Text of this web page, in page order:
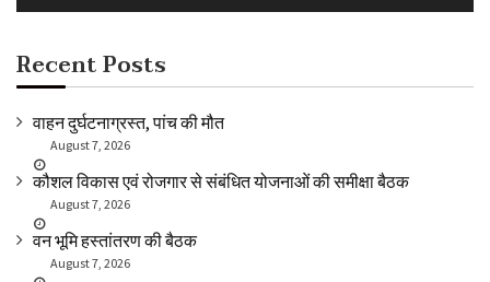
Recent Posts
वाहन दुर्घटनाग्रस्त, पांच की मौत
August 7, 2026
कौशल विकास एवं रोजगार से संबंधित योजनाओं की समीक्षा बैठक
August 7, 2026
वन भूमि हस्तांतरण की बैठक
August 7, 2026